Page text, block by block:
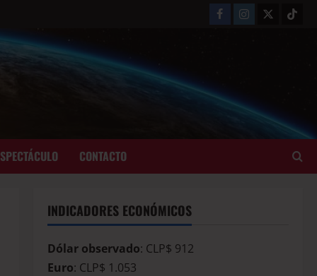
CONTACTO
INDICADORES ECONÓMICOS
Dólar observado: CLP$ 912
Euro: CLP$ 1.053